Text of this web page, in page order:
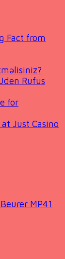
Fact from
Rufus
for
Just Casino
MP41